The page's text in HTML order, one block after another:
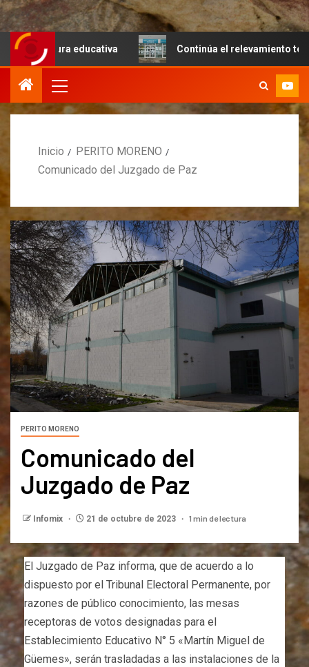
educativa Continúa el relevamiento técnico en
Inicio
PERITO MORENO
Comunicado del Juzgado de Paz
PERITO MORENO
Comunicado del
Juzgado de Paz
Infomix 21 de octubre de 2023 1 min de lectura
El Juzgado de Paz informa, que de acuerdo a lo
dispuesto por el Tribunal Electoral Permanente, por
razones de público conocimiento, las mesas
receptoras de votos designadas para el
Establecimiento Educativo N° 5 «Martín Miguel de
Güemes», serán trasladadas a las instalaciones de la